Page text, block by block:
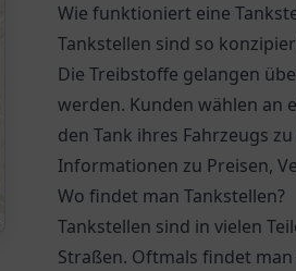
Wie funktioniert eine
Tankstellen sind so
Die Treibstoffe gelangen
werden. Kunden wählen an
den Tank ihres Fahrzeugs
Informationen zu Preisen,
Wo findet man Tankstellen?
Tankstellen sind in vielen
Straßen. Oftmals findet